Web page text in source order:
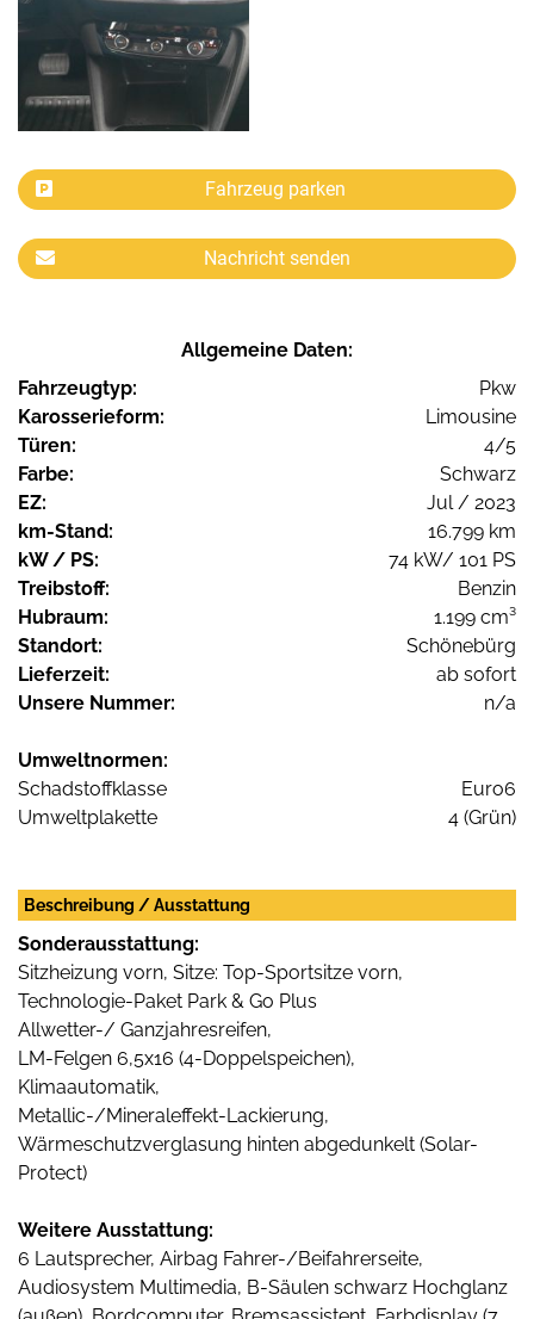
Fahrzeug parken
Nachricht senden
Allgemeine Daten:
Fahrzeugtyp:
Pkw
Karosserieform:
Limousine
Türen:
4/5
Farbe:
Schwarz
EZ:
Jul / 2023
km-Stand:
16.799 km
kW / PS:
74 kW/ 101 PS
Treibstoff:
Benzin
Hubraum:
1.199 cm³
Standort:
Schönebürg
Lieferzeit:
ab sofort
Unsere Nummer:
n/a
Umweltnormen:
Schadstoffklasse
Euro6
Umweltplakette
4 (Grün)
Beschreibung / Ausstattung
Sonderausstattung:
Sitzheizung vorn, Sitze: Top-Sportsitze vorn,
Technologie-Paket Park & Go Plus
Allwetter-/ Ganzjahresreifen,
LM-Felgen 6,5x16 (4-Doppelspeichen),
Klimaautomatik,
Metallic-/Mineraleffekt-Lackierung,
Wärmeschutzverglasung hinten abgedunkelt (Solar-
Protect)
Weitere Ausstattung:
6 Lautsprecher, Airbag Fahrer-/Beifahrerseite,
Audiosystem Multimedia, B-Säulen schwarz Hochglanz